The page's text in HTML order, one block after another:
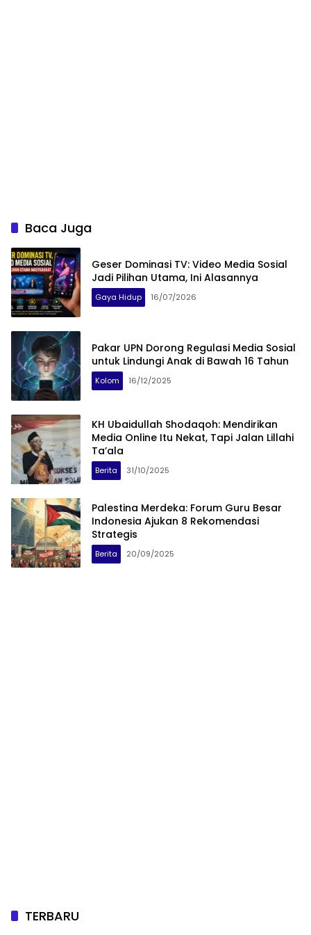
Baca Juga
Geser Dominasi TV: Video Media Sosial
Jadi Pilihan Utama, Ini Alasannya
Gaya Hidup 16/07/2026
Pakar UPN Dorong Regulasi Media Sosial
untuk Lindungi Anak di Bawah 16 Tahun
Kolom 16/12/2025
KH Ubaidullah Shodaqoh: Mendirikan
Media Online Itu Nekat, Tapi Jalan Lillahi
Ta’ala
Berita 31/10/2025
Palestina Merdeka: Forum Guru Besar
Indonesia Ajukan 8 Rekomendasi
Strategis
Berita 20/09/2025
TERBARU